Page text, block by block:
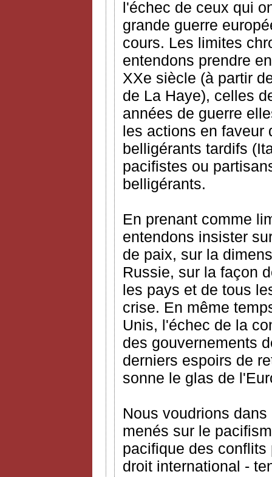
l'échec de ceux qui
grande guerre
cours. Les limites
entendons prendre
XXe siècle (à partir
de La Haye), celles
années de guerre
les actions en faveur
belligérants tardifs
pacifistes ou
belligérants.
En prenant comme
entendons insister
de paix, sur la
Russie, sur la façon
les pays et de tous
crise. En même
Unis, l'échec de la
des gouvernements
derniers espoirs de
sonne le glas de
Nous voudrions
menés sur le
pacifique des
droit international -